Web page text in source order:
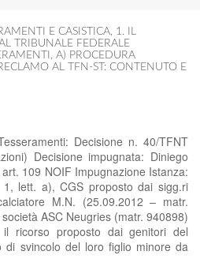
E CASISTICA, 1. IL
TRIBUNALE FEDERALE
, A) PROCEDURA
AL TFN-ST: CONTENUTO E
Decisione n. 40/TFNT
Decisione impugnata: Diniego
109 NOIF Impugnazione Istanza:
lett. a), CGS proposto dai sigg.ri
M.N. (25.09.2012 – matr.
ASC Neugries (matr. 940898)
il ricorso proposto dai genitori del
di svincolo del loro figlio minore da